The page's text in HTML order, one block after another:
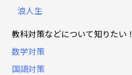
浪人生
教科対策などについて知りたい！
数学対策
国語対策